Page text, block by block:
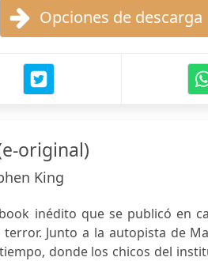
Opciones de descarga
original)
King
inédito que se publicó en
Junto a la autopista de
donde los chicos del